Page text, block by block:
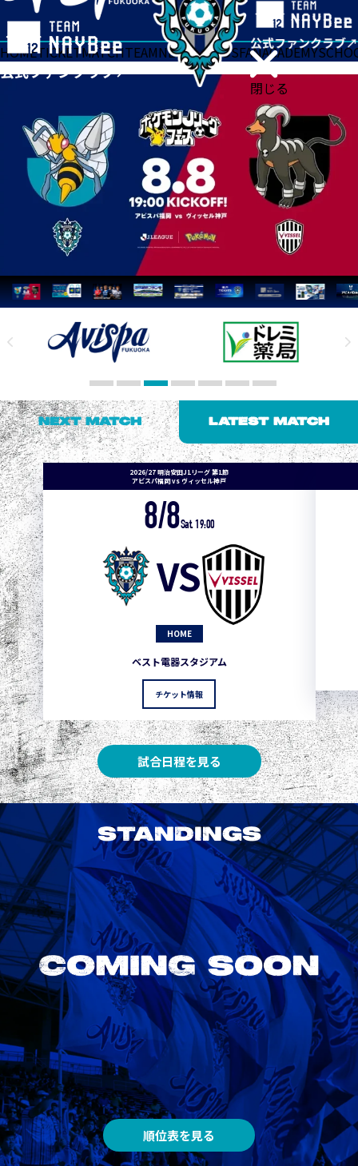
閉じる
HOMETICKETMATCHTEAMNEWSGOODSFANACADEMY
NEXT MATCH LATEST MATCH
2026/27 明治安田J1リーグ 第1節
アビスパ福岡 vs ヴィッセル神戸
8/8Sat. 19:00
VS
HOME
ベスト電器スタジアム
チケット情報
試合日程を見る
STANDINGS
順位表を見る